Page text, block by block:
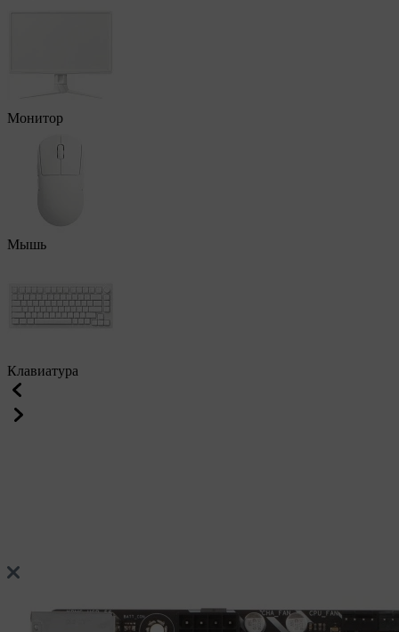
Монитор
Мышь
Клавиатура